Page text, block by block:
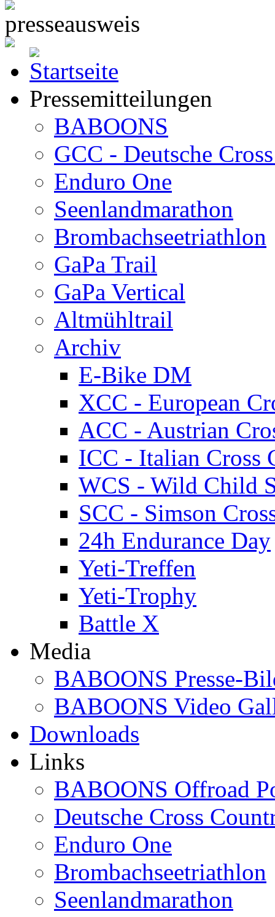
Pressemitteilungen
BABOONS
GCC - Deutsche
Enduro One
Seenlandmarathon
Brombachseetriathlon
GaPa Trail
GaPa Vertical
Altmühltrail
Archiv
E-Bike DM
XCC - European
ACC - Austrian
ICC - Italian Cross
WCS - Wild Child
SCC - Simson
24h Endurance Day
Yeti-Treffen
Yeti-Trophy
Battle X
Media
BABOONS Presse-
BABOONS Video
Downloads
Links
BABOONS Offroad
Deutsche Cross
Enduro One
Brombachseetriathlon
Seenlandmarathon